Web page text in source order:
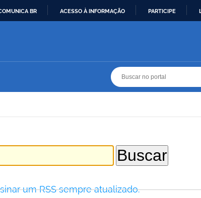
BR ACESSO À INFORMAÇÃO PARTICIPE
um RSS sempre atualizado.